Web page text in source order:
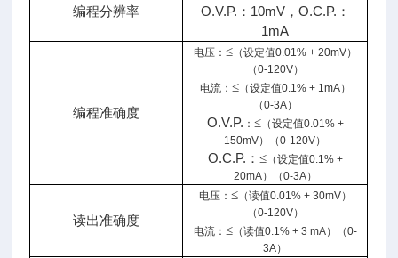
编程分辨率
O.V.P. ： 10mV， O.C.P. ：
1mA
编程准确度
电压： ≤（设定值0.01% + 20mV）
（0-120V）
电流： ≤（设定值0.1% + 1mA）
（0-3A）
O.V.P. ： ≤（设定值0.01% +
150mV）（0-120V）
O.C.P. ：≤（设定值0.1% +
20mA）（0-3A）
读出准确度
电压： ≤（读值0.01% + 30mV）
（0-120V）
电流： ≤（读值0.1% + 3 mA）（0-
3A）